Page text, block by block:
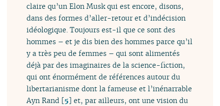
claire qu’un Elon Musk qui est encore, disons,
dans des formes d’aller-retour et d’indécision
idéologique. Toujours est-il que ce sont des
hommes – et je dis bien des hommes parce qu’il
y a très peu de femmes – qui sont alimentés
déjà par des imaginaires de la science-fiction,
qui ont énormément de références autour du
libertarianisme dont la fameuse et l’inénarrable
Ayn Rand [5] et, par ailleurs, ont une vision du